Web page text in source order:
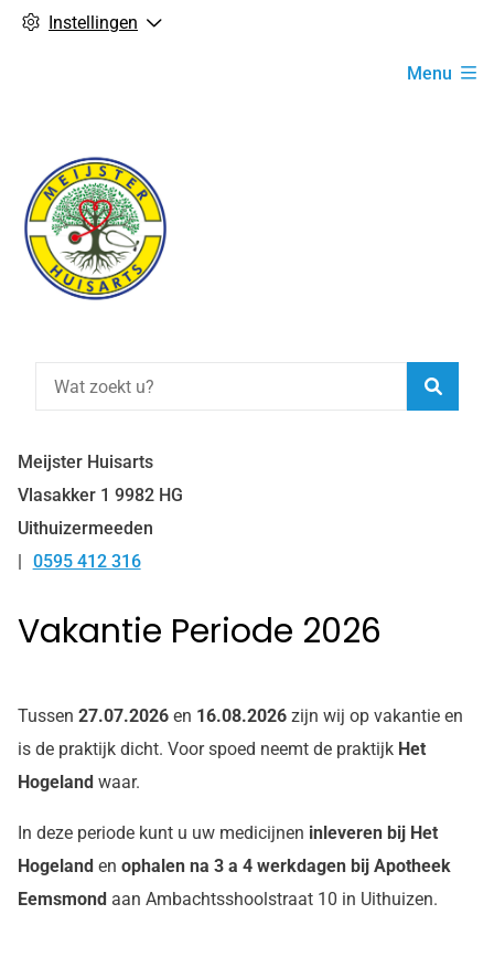
Instellingen
Menu
Meijster Huisarts
Vlasakker 1 9982 HG
Uithuizermeeden
Tel:
0595 412 316
Vakantie Periode 2026
Tussen 27.07.2026 en 16.08.2026 zijn wij op vakantie en
is de praktijk dicht. Voor spoed neemt de praktijk Het
Hogeland waar.
In deze periode kunt u uw medicijnen inleveren bij Het
Hogeland en ophalen na 3 a 4 werkdagen bij Apotheek
Eemsmond aan Ambachtsshoolstraat 10 in Uithuizen.